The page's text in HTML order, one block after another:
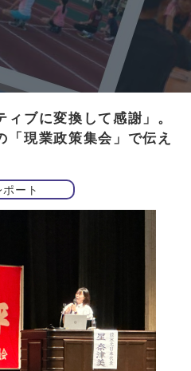
ィブに変換して感謝」。
「現業政策集会」で伝え
ート